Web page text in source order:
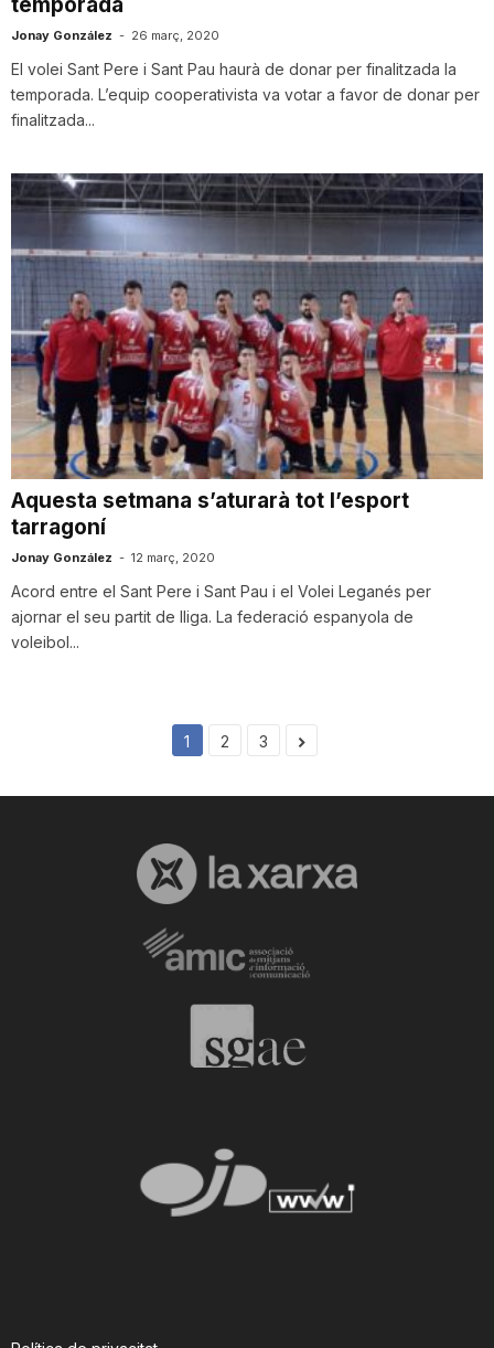
temporada
Jonay González - 26 març, 2020
El volei Sant Pere i Sant Pau haurà de donar per finalitzada la
temporada. L’equip cooperativista va votar a favor de donar per
finalitzada...
Aquesta setmana s’aturarà tot l’esport
tarragoní
Jonay González - 12 març, 2020
Acord entre el Sant Pere i Sant Pau i el Volei Leganés per
ajornar el seu partit de lliga. La federació espanyola de
voleibol...
1 2 3